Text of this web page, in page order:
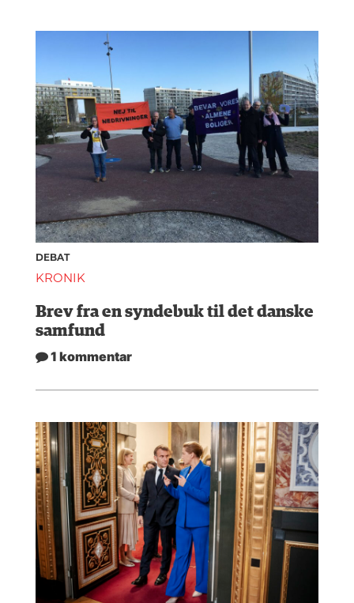
DEBAT
KRONIK
Brev fra en syndebuk til det danske
samfund
1 kommentar